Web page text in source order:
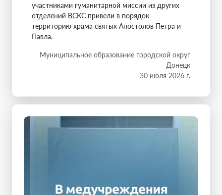
участниками гуманитарной миссии из других
отделений ВСКС привели в порядок
территорию храма святых Апостолов Петра и
Павла.
Муниципальное образование городской округ
Донецк
30 июля 2026 г.